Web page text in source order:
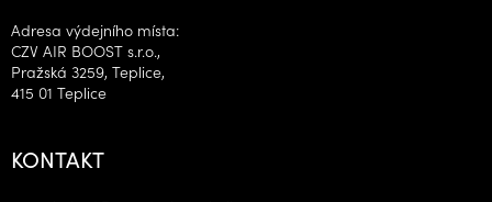
Adresa výdejního místa:
CZV AIR BOOST s.r.o.,
Pražská 3259, Teplice,
415 01 Teplice
KONTAKT